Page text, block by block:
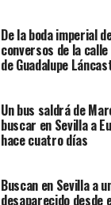
De la boda imperial
conversos de la
de Guadalupe
Un bus saldrá de
buscar en Sevilla a
hace cuatro días
Buscan en Sevilla a
desaparecido desde